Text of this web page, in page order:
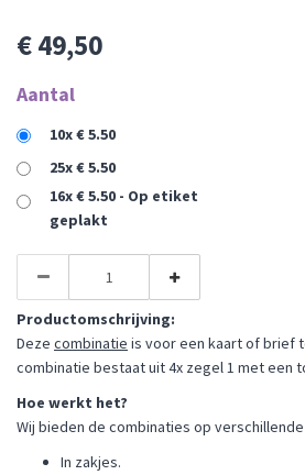
€ 49,50
Aantal
10x € 5.50
25x € 5.50
16x € 5.50 - Op etiket
geplakt
Productomschrijving:
Deze combinatie is voor een kaart of brief
combinatie bestaat uit 4x zegel 1 met een
Hoe werkt het?
Wij bieden de combinaties op verschillende
In zakjes.